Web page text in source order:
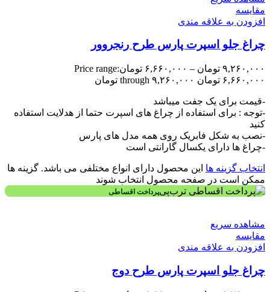
مقایسه
افزودن به علاقه مندی
چراغ جلو اسپرت پارس طرح رنجروور
۹,۲۶۰,۰۰۰ تومان – ۶,۶۶۰,۰۰۰ تومانPrice range:
۶,۶۶۰,۰۰۰ تومان through ۹,۲۶۰,۰۰۰ تومان
-قیمت برای یک جفت میباشد
-توجه : برای استفاده از چراغ های اسپرت حتما از هدلایت استفاده
کنید
-نصب به شکل فابریک روی همه مدل های پارس
-چراغ ها دارای یکسال گارانتی است
انتخاب گزینه ها این محصول دارای انواع مختلفی می باشد. گزینه ها
ممکن است در صفحه محصول انتخاب شوند
پرداخت اقساطی
مشاهده سریع
مقایسه
افزودن به علاقه مندی
چراغ جلو اسپرت پارس طرح دوج